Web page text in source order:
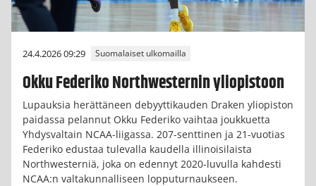
24.4.2026 09:29 Suomalaiset ulkomailla
Okku Federiko Northwesternin yliopistoon
Lupauksia herättäneen debyyttikauden Draken yliopiston
paidassa pelannut Okku Federiko vaihtaa joukkuetta
Yhdysvaltain NCAA-liigassa. 207-senttinen ja 21-vuotias
Federiko edustaa tulevalla kaudella illinoisilaista
Northwesterniä, joka on edennyt 2020-luvulla kahdesti
NCAA:n valtakunnalliseen lopputurnaukseen.